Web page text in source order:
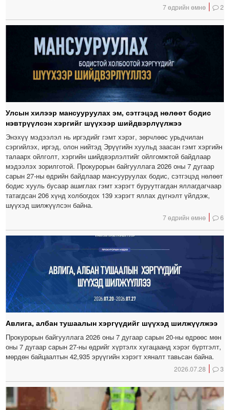
7 өдрийн өмнө 2
Улсын хилээр мансууруулах эм, сэтгэцэд нөлөөт бодис
нэвтрүүлсэн хэргийг шүүхээр шийдвэрлүүлжээ
Энэхүү мэдээлэл нь иргэдийг гэмт хэрэг, зөрчлөөс урьдчилан
сэргийлэх, иргэд, олон нийтэд Эрүүгийн хуульд заасан гэмт хэргийн
талаарх ойлголт, хэргийн шийдвэрлэлтийг ойлгомжтой байдлаар
мэдээлэх зорилготой. Прокурорын байгууллага 2026 оны 7 дугаар
сарын 27-ны өдрийн байдлаар мансууруулах бодис, сэтгэцэд нөлөөт
бодис хууль бусаар ашиглах гэмт хэрэгт буруутгагдан яллагдагчаар
татагдсан 206 хүнд холбогдох 139 хэрэгт яллах дүгнэлт үйлдэж,
шүүхэд шилжүүлсэн байна.
7 өдрийн өмнө 6
Авлига, албан тушаалын хэргүүдийг шүүхэд шилжүүлжээ
Прокурорын байгууллага 2026 оны 7 дугаар сарын 20-ны өдрөөс мөн
оны 7 дугаар сарын 27-ны өдрийг хүртэлх хугацаанд хэрэг бүртгэлт,
мөрдөн байцаалтын 42,935 эрүүгийн хэрэгт хяналт тавьсан байна.
2026.07.28 3